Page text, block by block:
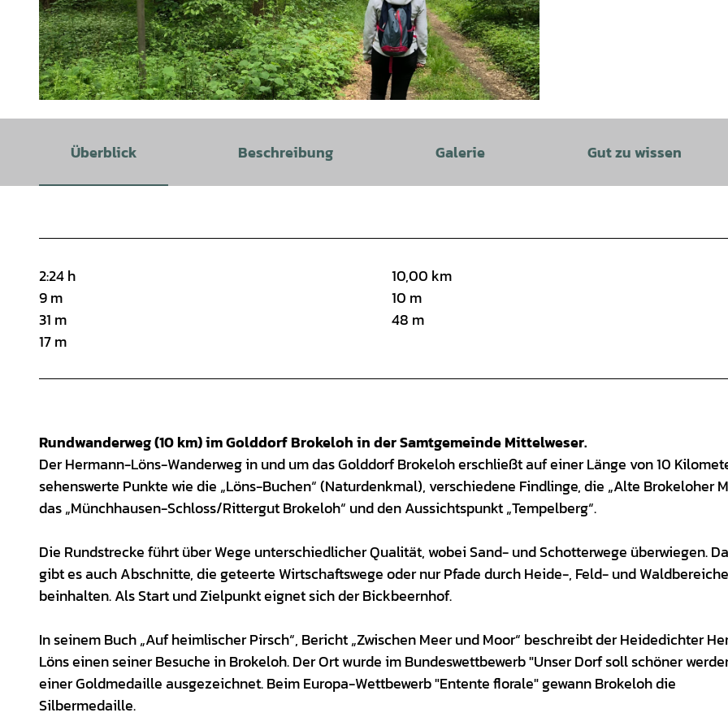
Überblick Beschreibung Galerie Gut zu wissen
2:24 h
10,00 km
9 m
10 m
31 m
48 m
17 m
Rundwanderweg (10 km) im Golddorf Brokeloh in der Samtgemeinde Mittelweser.
Der Hermann-Löns-Wanderweg in und um das Golddorf Brokeloh erschließt auf einer Länge von 10
sehenswerte Punkte wie die „Löns-Buchen“ (Naturdenkmal), verschiedene Findlinge, die „Alte Brokeloher
das „Münchhausen-Schloss/Rittergut Brokeloh“ und den Aussichtspunkt „Tempelberg“.
Die Rundstrecke führt über Wege unterschiedlicher Qualität, wobei Sand- und Schotterwege überwiegen.
gibt es auch Abschnitte, die geteerte Wirtschaftswege oder nur Pfade durch Heide-, Feld- und Waldbereiche
beinhalten. Als Start und Zielpunkt eignet sich der Bickbeernhof.
In seinem Buch „Auf heimlischer Pirsch“, Bericht „Zwischen Meer und Moor“ beschreibt der Heidedichter
Löns einen seiner Besuche in Brokeloh. Der Ort wurde im Bundeswettbewerb "Unser Dorf soll schöner
einer Goldmedaille ausgezeichnet. Beim Europa-Wettbewerb "Entente florale" gewann Brokeloh die
Silbermedaille.